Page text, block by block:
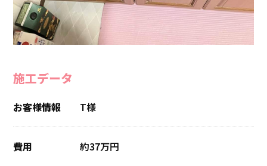
施工データ
お客様情報 T様
費用 約37万円